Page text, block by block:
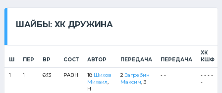
ШАЙБЫ: ХК ДРУЖИНА
Ш ПЕР ВР СОСТ АВТОР ПЕРЕДАЧА ПЕРЕДАЧА
ХК
КШФ
1 1 6:13 РАВН 18 Шихов
Михаил,
Н
2Загребин
Максим, З
- -
- - - -
-